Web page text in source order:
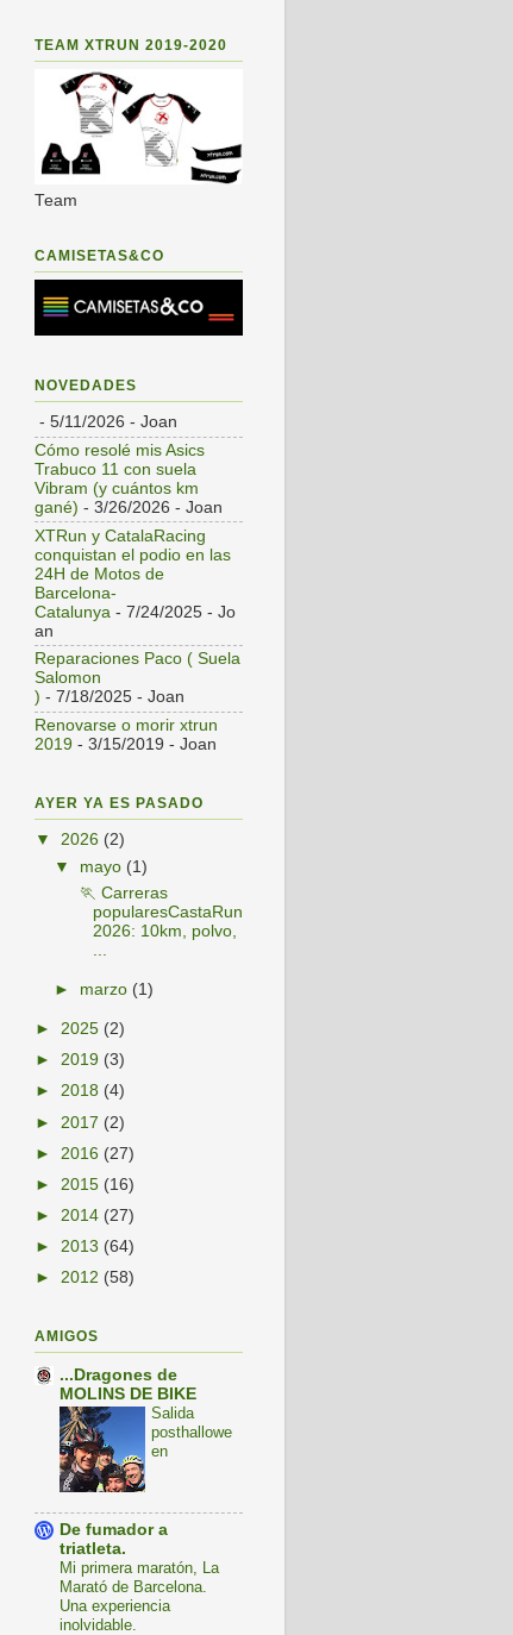
TEAM XTRUN 2019-2020
Team
CAMISETAS&CO
NOVEDADES
- 5/11/2026 - Joan
Cómo resolé mis Asics
Trabuco 11 con suela
Vibram (y cuántos km
gané) - 3/26/2026 - Joan
XTRun y CatalaRacing
conquistan el podio en las
24H de Motos de
Barcelona-
Catalunya - 7/24/2025 - Jo
an
Reparaciones Paco ( Suela
Salomon
) - 7/18/2025 - Joan
Renovarse o morir xtrun
2019 - 3/15/2019 - Joan
AYER YA ES PASADO
▼ 2026 (2)
▼ mayo (1)
🏃 Carreras
popularesCastaRun
2026: 10km, polvo,
...
► marzo (1)
► 2025 (2)
► 2019 (3)
► 2018 (4)
► 2017 (2)
► 2016 (27)
► 2015 (16)
► 2014 (27)
► 2013 (64)
► 2012 (58)
AMIGOS
...Dragones de
MOLINS DE BIKE
Salida
posthallowe
en
De fumador a
triatleta.
Mi primera maratón, La
Marató de Barcelona.
Una experiencia
inolvidable.